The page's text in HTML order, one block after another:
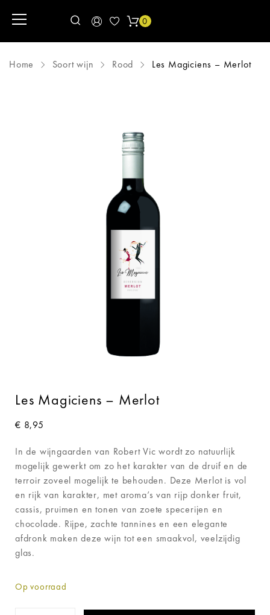
0
Home Soort wijn Rood Les Magiciens – Merlot
Les Magiciens – Merlot
€ 8,95
In de wijngaarden van Robert Vic wordt zo natuurlijk
mogelijk gewerkt om zo het karakter van de druif en de
terroir zoveel mogelijk te behouden. Deze Merlot is vol
en rijk van karakter, met aroma’s van rijp donker fruit,
cassis, pruimen en tonen van zoete specerijen en
chocolade. Rijpe, zachte tannines en een elegante
afdronk maken deze wijn tot een smaakvol, veelzijdig
glas.
Op voorraad